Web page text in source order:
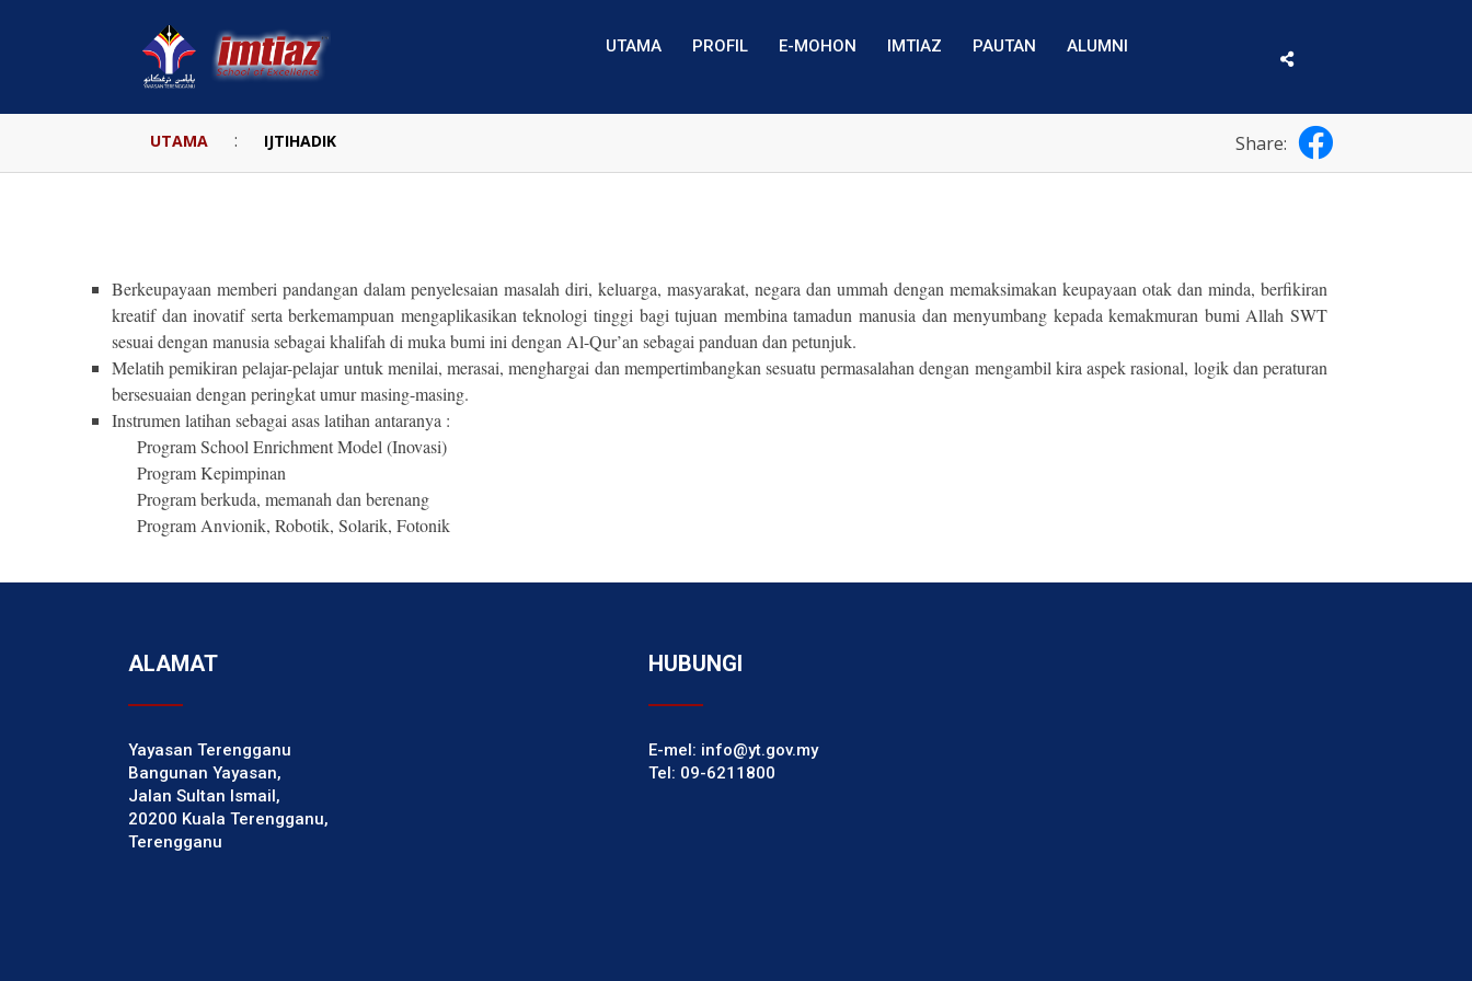
UTAMA PROFIL E-MOHON IMTIAZ PAUTAN ALUMNI
UTAMA : IJTIHADIK Share:
Berkeupayaan memberi pandangan dalam penyelesaian masalah diri, keluarga, masyarakat, negara dan ummah dengan memaksimakan keupayaan otak dan minda, berfikiran
kreatif dan inovatif serta berkemampuan mengaplikasikan teknologi tinggi bagi tujuan membina tamadun manusia dan menyumbang kepada kemakmuran bumi Allah SWT
sesuai dengan manusia sebagai khalifah di muka bumi ini dengan Al-Qur’an sebagai panduan dan petunjuk.
Melatih pemikiran pelajar-pelajar untuk menilai, merasai, menghargai dan mempertimbangkan sesuatu permasalahan dengan mengambil kira aspek rasional, logik dan peraturan
bersesuaian dengan peringkat umur masing-masing.
Instrumen latihan sebagai asas latihan antaranya :
Program School Enrichment Model (Inovasi)
Program Kepimpinan
Program berkuda, memanah dan berenang
Program Anvionik, Robotik, Solarik, Fotonik
ALAMAT
Yayasan Terengganu
Bangunan Yayasan,
Jalan Sultan Ismail,
20200 Kuala Terengganu,
Terengganu
HUBUNGI
E-mel: info@yt.gov.my
Tel: 09-6211800